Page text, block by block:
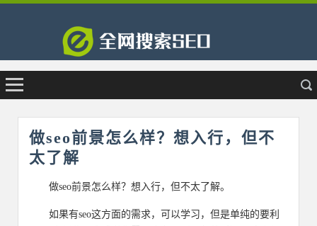
做seo前景怎么样？想入行，但不
太了解
做seo前景怎么样？想入行，但不太了解。
如果有seo这方面的需求，可以学习，但是单纯的要利